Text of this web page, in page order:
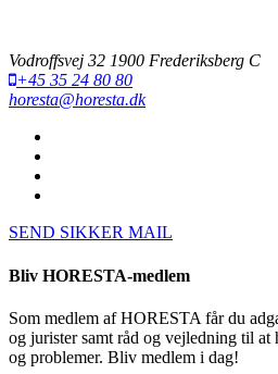
Vodroffsvej 32 1900 Frederiksberg C
+45 35 24 80 80
horesta@horesta.dk
SEND SIKKER MAIL
Bliv HORESTA-medlem
Som medlem af HORESTA får du
og jurister samt råd og vejledning til at
og problemer. Bliv medlem i dag!